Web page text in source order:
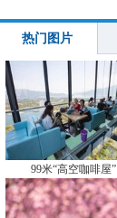
热门图片
99米“高空咖啡屋”